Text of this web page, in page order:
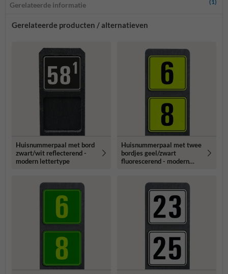
Gerelateerde informatie (1)
Gerelateerde producten / alternatieven
Huisnummerpaal met bord
zwart/wit reflecterend -
modern lettertype
Huisnummerpaal met twee
bordjes geel/zwart
fluorescerend - modern